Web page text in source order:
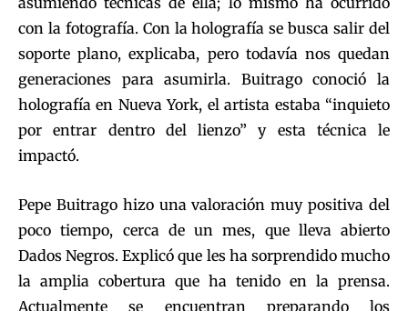
con la fotografía. Con la holografía se busca salir del
soporte plano, explicaba, pero todavía nos quedan
generaciones para asumirla. Buitrago conoció la
holografía en Nueva York, el artista estaba “inquieto
por entrar dentro del lienzo” y esta técnica le
impactó.
Pepe Buitrago hizo una valoración muy positiva del
poco tiempo, cerca de un mes, que lleva abierto
Dados Negros. Explicó que les ha sorprendido mucho
la amplia cobertura que ha tenido en la prensa.
Actualmente se encuentran preparando los